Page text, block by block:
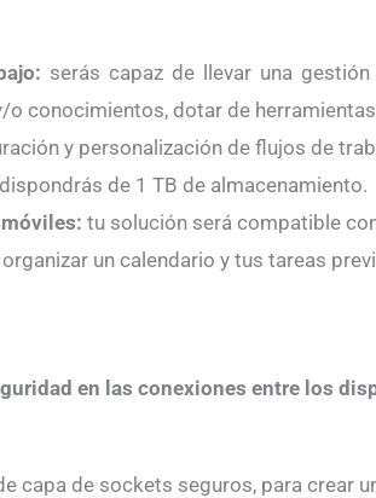
serás capaz de llevar una
conocimientos, dotar de
y personalización de flujos de
dispondrás de 1 TB de almacenamiento.
tu solución será compatible
un calendario y tus tareas
en las conexiones entre los
capa de sockets seguros, para crear